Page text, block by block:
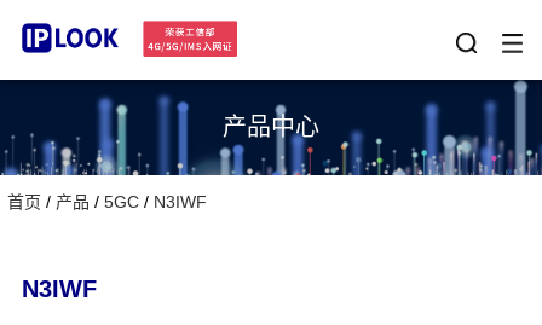
产品中心
首页 / 产品 / 5GC / N3IWF
N3IWF
5G 轻量级核心网
5G轻量级核心网是一款面向中小型运营商、行业专网及边缘
云原生设计，实现快速部署、灵活扩容和低成本运营，帮助
系统支持AMF、SMF、UPF、AUSF、UDM等核心网功能，
兼容5G SA/NSA架构，并全面适配国产软硬件平台，满足多